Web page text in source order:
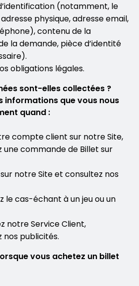
(notamment, le
physique, adresse email,
contenu de la
la demande, pièce d’identité
obligations légales.
sont-elles collectées ?
informations que vous nous
quand :
compte client sur notre Site,
une commande de Billet sur
notre Site et consultez nos
le cas-échant à un jeu ou un
notre Service Client,
nos publicités.
vous achetez un billet